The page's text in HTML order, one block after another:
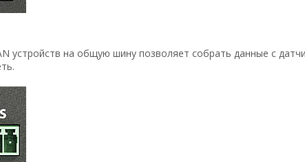
устройств на общую шину позволяет собрать данные с